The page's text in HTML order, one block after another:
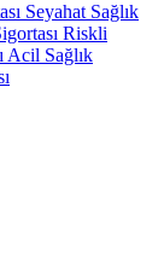
Seyahat Sağlık
Riskli
Acil Sağlık